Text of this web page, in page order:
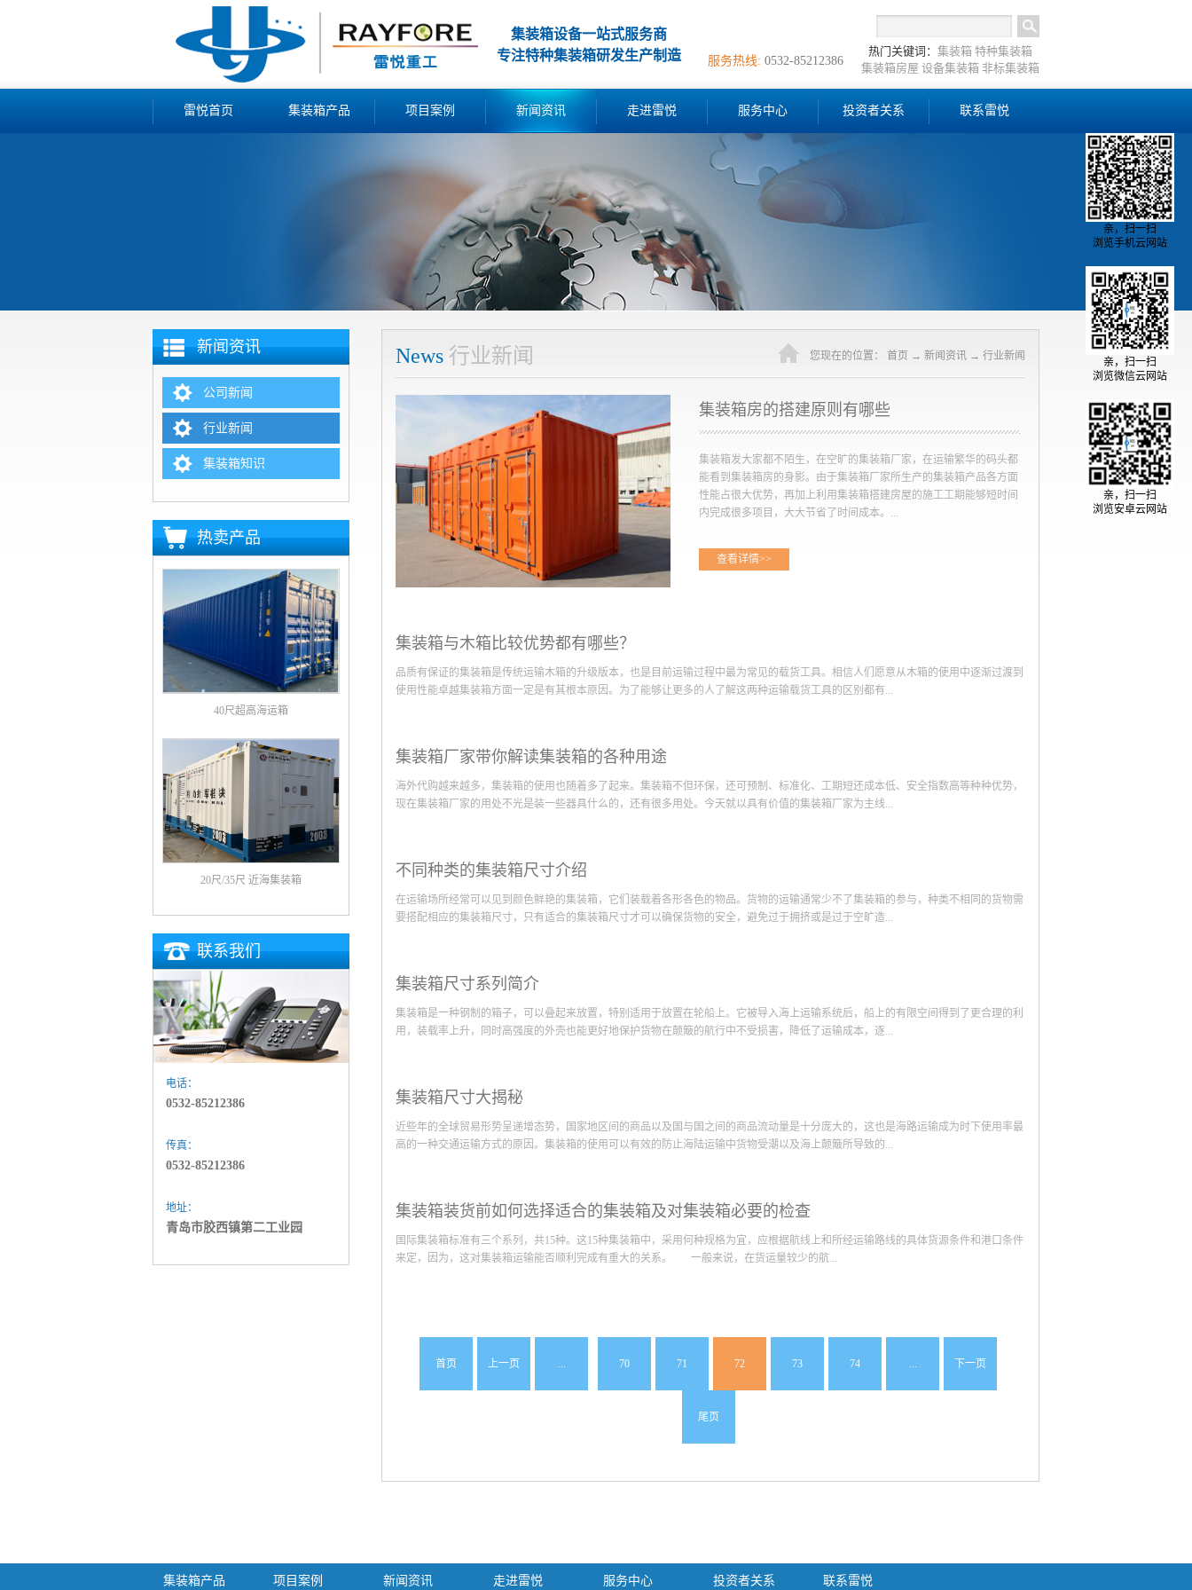
集装箱设备一站式服务商
专注特种集装箱研发生产制造
热门关键词： 集装箱 特种集装箱
集装箱房屋 设备集装箱 非标集装箱
服务热线: 0532-85212386
雷悦首页 集装箱产品 项目案例 新闻资讯 走进雷悦 服务中心 投资者关系 联系雷悦
新闻资讯
公司新闻
行业新闻
集装箱知识
热卖产品
40尺超高海运箱
20尺/35尺 近海集装箱
联系我们
电话：
0532-85212386
传真：
0532-85212386
地址：
青岛市胶西镇第二工业园
News 行业新闻 您现在的位置： 首页 → 新闻资讯 → 行业新闻
集装箱房的搭建原则有哪些
集装箱发大家都不陌生，在空旷的集装箱厂家，在运输繁华的码头都
能看到集装箱房的身影。由于集装箱厂家所生产的集装箱产品各方面
性能占很大优势，再加上利用集装箱搭建房屋的施工工期能够短时间
内完成很多项目，大大节省了时间成本。...
所以才会有更多的用户想要从性价比高的集装箱厂家那里选购集装箱
能之后再进行设计，比如在景区建造创意集装箱房与打造自助集装箱
房，所需要的功能可能就有所区别。2、遵循科学自然的原则集装箱厂
述，集装箱厂家认为集装箱房在搭建的过程当中需要遵循的基础上是
精心的进行集装箱房的设计和搭建工作，方可确保搭建而成的集装箱
查看详情>>
集装箱与木箱比较优势都有哪些？
品质有保证的集装箱是传统运输木箱的升级版本，也是目前运输过程中最为常见的载货工具。相信人们愿意从木箱的使用中逐渐过渡到
使用性能卓越集装箱方面一定是有其根本原因。为了能够让更多的人了解这两种运输载货工具的区别都有...
潮的水平比较低。很多时候人们为了防止被运输产品受潮，都需要在大木箱的内层包裹上厚厚的防潮塑料，但是由于防潮产品的性能差
别巨大，所以导致很多时候人们无法保障被运输商品的完好性。但是行业一流的集装箱则不会出现这样的状况，因为大多数产品合格的
集装箱防潮性能都是被标注在产品合格证书当中，只需要托运者根据所运输的商品需要防潮的等级进行挑选适合的集装箱即可。 优势
状况，为了保障运输的连续性不得不及时的进行更换承载木箱。但是值得您信赖的集装箱则根本不会出现这类问题，全身钢铁结构的集
集装箱厂家带你解读集装箱的各种用途
海外代购越来越多，集装箱的使用也随着多了起来。集装箱不但环保，还可预制、标准化、工期短还成本低、安全指数高等种种优势，
现在集装箱厂家的用处不光是装一些器具什么的，还有很多用处。今天就以具有价值的集装箱厂家为主线...
活动房就是可以住人集装箱，因为集装箱的材质比较好，既可以防止他轻易变形，还有一点防震作用；住人集装箱内部装修完备，总电
源、电源插座/开关、空调也和房间一样都能安装，常常用于工地，为农民工兄弟提供一个可以像家一样的宿舍。集装箱还可以变成商
店，它是由集装箱自由装配组合而成的。集装箱商店具有易装易拆、牢固、方便等优点，如果集装箱商店开在游乐园或景区，一定增加
能做到，价格划算的集装箱厂家既可以设计成比较有创意的建筑，可谓是集装箱用途之广泛，使用领域也会随着广泛起来。
不同种类的集装箱尺寸介绍
在运输场所经常可以见到颜色鲜艳的集装箱，它们装载着各形各色的物品。货物的运输通常少不了集装箱的参与，种类不相同的货物需
要搭配相应的集装箱尺寸，只有适合的集装箱尺寸才可以确保货物的安全，避免过于拥挤或是过于空旷造...
好，集装箱不需要具备什么特别的保护功能。朋友们日常使用的百货物件以及不太重要的设备零件都被安放在这种箱子中进行运输。这
种诚信的集装箱尺寸大多相近，通常为二十乘四十的规格。朋友们需要运输日常普通货物的时候就可以选择这种尺寸的普通集装
箱。 具备冷藏功能的集装箱显得先进很多，控制温度是它的主要特点。这种箱子被用于以融化以腐败货物的装载运输，像是冷冻产品
这种可信赖的集装箱尺寸有二十尺的也有四十尺的，前者的体积通常是三十一立方米左右，而后者的体积一般是六十五立方米。 集装
集装箱尺寸系列简介
集装箱是一种钢制的箱子，可以叠起来放置，特别适用于放置在轮船上。它被导入海上运输系统后，船上的有限空间得到了更合理的利
用，装载率上升，同时高强度的外壳也能更好地保护货物在颠簸的航行中不受损害，降低了运输成本，逐...
流通过程，因此国际标准化组织（ISO）于1964年6月公布了尺寸标准。 ISO最早公布的集装箱尺寸包括第一系列（1A-1F）和第二系列
（2A-2C），后来又增加了第三系列（3A-3C）和1AA。具体详情见插图。另外，为了解决空箱回送的问题，ISO还专门制定了两种折叠
式的集装箱（A型和B型），折叠后可以装进其它箱里，减少了对空间的占用。目前的国际海上运输中，1AA型和1C型两种尺寸的应用
规范性有助于设计灵活多样的造型，错位、叠加、直立、竖立等多种组合。比起砖石、水泥等永...
集装箱尺寸大揭秘
近些年的全球贸易形势呈递增态势，国家地区间的商品以及国与国之间的商品流动量是十分庞大的，这也是海路运输成为时下使用率最
高的一种交通运输方式的原因。集装箱的使用可以有效的防止海陆运输中货物受潮以及海上颠簸所导致的...
将成为我们今天的主旋律。 质量好价格低的集装箱尺寸大体分为三种规格，一般来说40英尺集装箱在国际物流当中的使用率是最高
的。这种大小的集装箱一般外层表面钢板厚度大，且耐久性强。对于IAA型号集装箱，一般都是运输大型器械、车辆等体积较大物品的
首选集装箱。这类高质量的集装箱尺寸，一般来说海路运输费用也相对较高。 其次是比IAA小一个型号可信赖的集装箱尺寸，它被称为
集装箱装货前如何选择适合的集装箱及对集装箱必要的检查
国际集装箱标准有三个系列，共15种。这15种集装箱中，采用何种规格为宜，应根据航线上和所经运输路线的具体货源条件和港口条件
来定，因为，这对集装箱运输能否顺利完成有重大的关系。 一般来说，在货运量较少的航...
门"运输为原则。因此，在选用集装箱运输时，必须注意到内陆运输的条件。为了适应公路和铁路运输条件，使货运量少、运输条件差
逐步完善大型集装箱的“门到门”运输。此外，有些航线经常会发生由于两港之间货源的不平衡，从而造成大量集装箱的回空运输，...
首页 上一页 ... 70 71 72 73 74 ... 下一页
尾页
集装箱产品 项目案例 新闻资讯 走进雷悦 服务中心 投资者关系 联系雷悦
亲，扫一扫
浏览手机云网站
亲，扫一扫
浏览微信云网站
亲，扫一扫
浏览安卓云网站